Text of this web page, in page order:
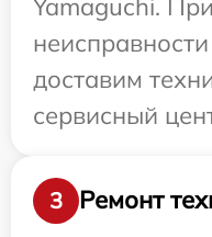
Yamaguchi.
доставим
сервисный
3
Ремонт